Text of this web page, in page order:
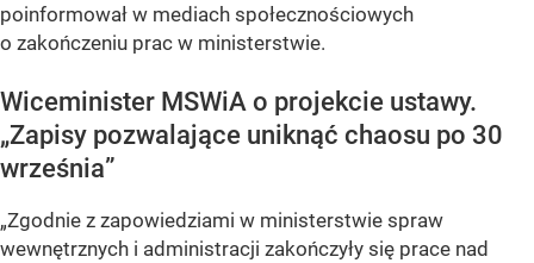
poinformował w mediach społecznościowych
o zakończeniu prac w ministerstwie.
Wiceminister MSWiA o projekcie ustawy.
„Zapisy pozwalające uniknąć chaosu po 30
września”
„Zgodnie z zapowiedziami w ministerstwie spraw
wewnętrznych i administracji zakończyły się prace nad